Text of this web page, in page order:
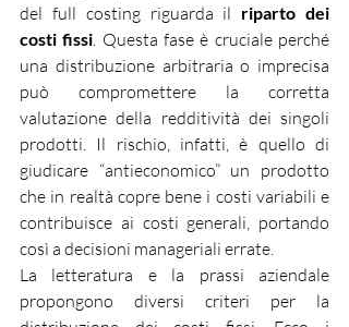
del full costing riguarda il riparto dei
costi fissi. Questa fase è cruciale perché
una distribuzione arbitraria o imprecisa
può compromettere la corretta
valutazione della redditività dei singoli
prodotti. Il rischio, infatti, è quello di
giudicare “antieconomico” un prodotto
che in realtà copre bene i costi variabili e
contribuisce ai costi generali, portando
così a decisioni manageriali errate.
La letteratura e la prassi aziendale
propongono diversi criteri per la